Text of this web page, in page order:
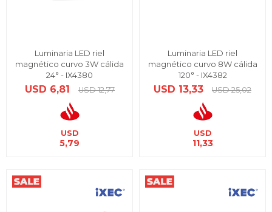
Luminaria LED riel
magnético curvo 3W cálida
24° - IX4380
USD 6,81 USD 12,77
USD
5,79
Luminaria LED riel
magnético curvo 8W cálida
120° - IX4382
USD 13,33 USD 25,02
USD
11,33